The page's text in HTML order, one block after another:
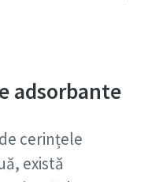
adsorbante
cerințele
există